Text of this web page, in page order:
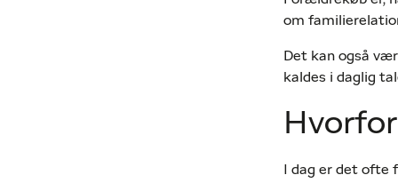
om
Det kan også
kaldes i daglig
I dag er det